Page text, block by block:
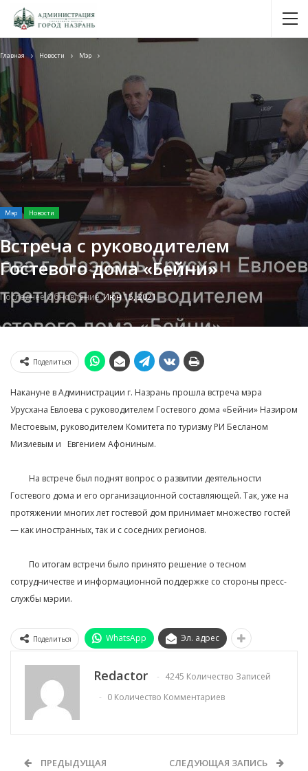
Главная Новости Мэр
Мэр Новости
Встреча с руководителем
Гостевого дома «Бейни»
Последнее ОбновлениеИюн 15, 2021
Поделиться
Накануне в Администрации г. Назрань прошла встреча мэра
Урусхана Евлоева с руководителем Гостевого дома «Бейни» Назиром
Местоевым, руководителем Комитета по туризму РИ Бесланом
Мизиевым и⠀Евгением Афониным. ⁣⁣⠀
⠀⠀⠀На встрече был поднят вопрос о развитии деятельности
Гостевого дома и его организационной составляющей. Так, уже на
протяжении многих лет гостевой дом принимает множество гостей
— как иностранных, так и с соседних регионов.
⠀⠀⠀По итогам встречи было принято решение о тесном
сотрудничестве и информационной поддержке со стороны пресс-
службы мэрии.
Поделиться WhatsApp Эл. адрес
Redactor
4245 Количество Записей
0 Количество Комментариев
ПРЕДЫДУЩАЯ
СЛЕДУЮЩАЯ ЗАПИСЬ